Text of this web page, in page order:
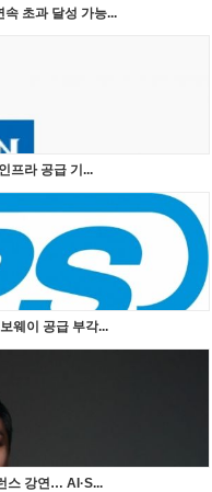
초과 달성 가능...
프라 공급 기...
웨이 공급 부각...
스 강연… AI·S...